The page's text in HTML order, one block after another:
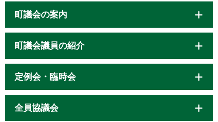
町議会の案内
町議会議員の紹介
定例会・臨時会
全員協議会